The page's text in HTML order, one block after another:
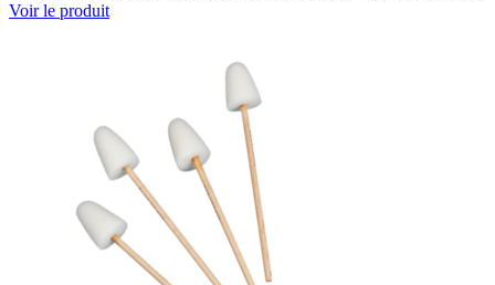
Voir le produit